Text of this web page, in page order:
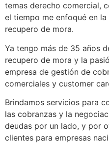
temas derecho comercial,
el tiempo me enfoqué en
recupero de mora.
Ya tengo más de 35 años
recupero de mora y la
empresa de gestión de
comerciales y customer
Brindamos servicios para
las cobranzas y la
deudas por un lado, y por
clientes para empresas